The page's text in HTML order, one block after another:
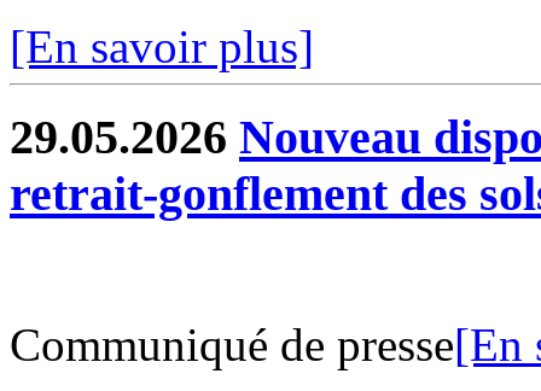
[En savoir plus]
29.05.2026 Nouveau
retrait-gonflement des
Communiqué de presse[En